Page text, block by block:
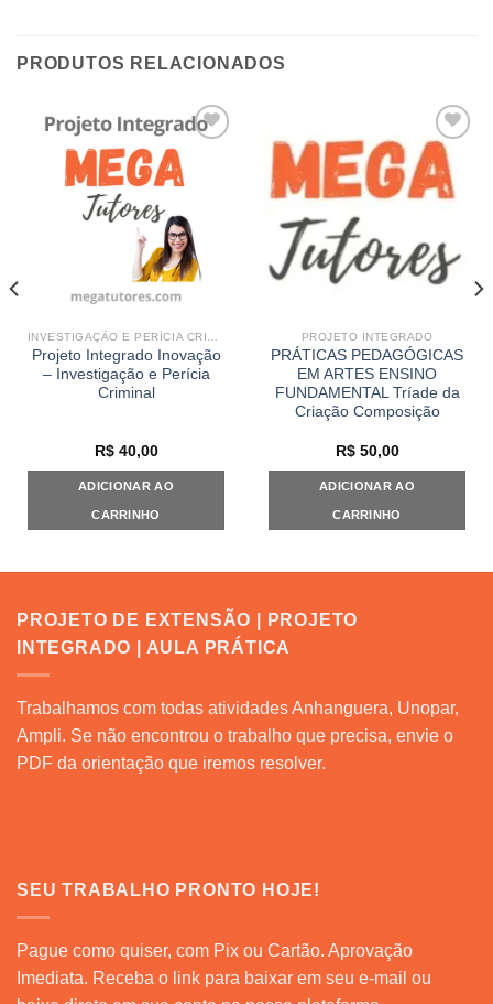
PRODUTOS RELACIONADOS
Projeto Integrado Inovação
– Investigação e Perícia
Criminal
R$40,00
ADICIONAR AO
CARRINHO
Add to
PROJETO INTEGRADO
PRÁTICAS PEDAGÓGICAS
EM ARTES ENSINO
FUNDAMENTAL Tríade da
Criação Composição
R$50,00
ADICIONAR AO
CARRINHO
PROJETO DE EXTENSÃO | PROJETO
INTEGRADO | AULA PRÁTICA
Trabalhamos com todas atividades Anhanguera, Unopar,
Ampli. Se não encontrou o trabalho que precisa, envie o
PDF da orientação que iremos resolver.
SEU TRABALHO PRONTO HOJE!
Pague como quiser, com Pix ou Cartão. Aprovação
Imediata. Receba o link para baixar em seu e-mail ou